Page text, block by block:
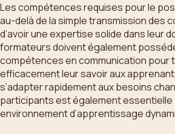
Les compétences requises pour le
au-delà de la simple transmission des
d’avoir une expertise solide dans leur
formateurs doivent également
compétences en communication pour
efficacement leur savoir aux
s’adapter rapidement aux besoins
participants est également essentielle
environnement d’apprentissage